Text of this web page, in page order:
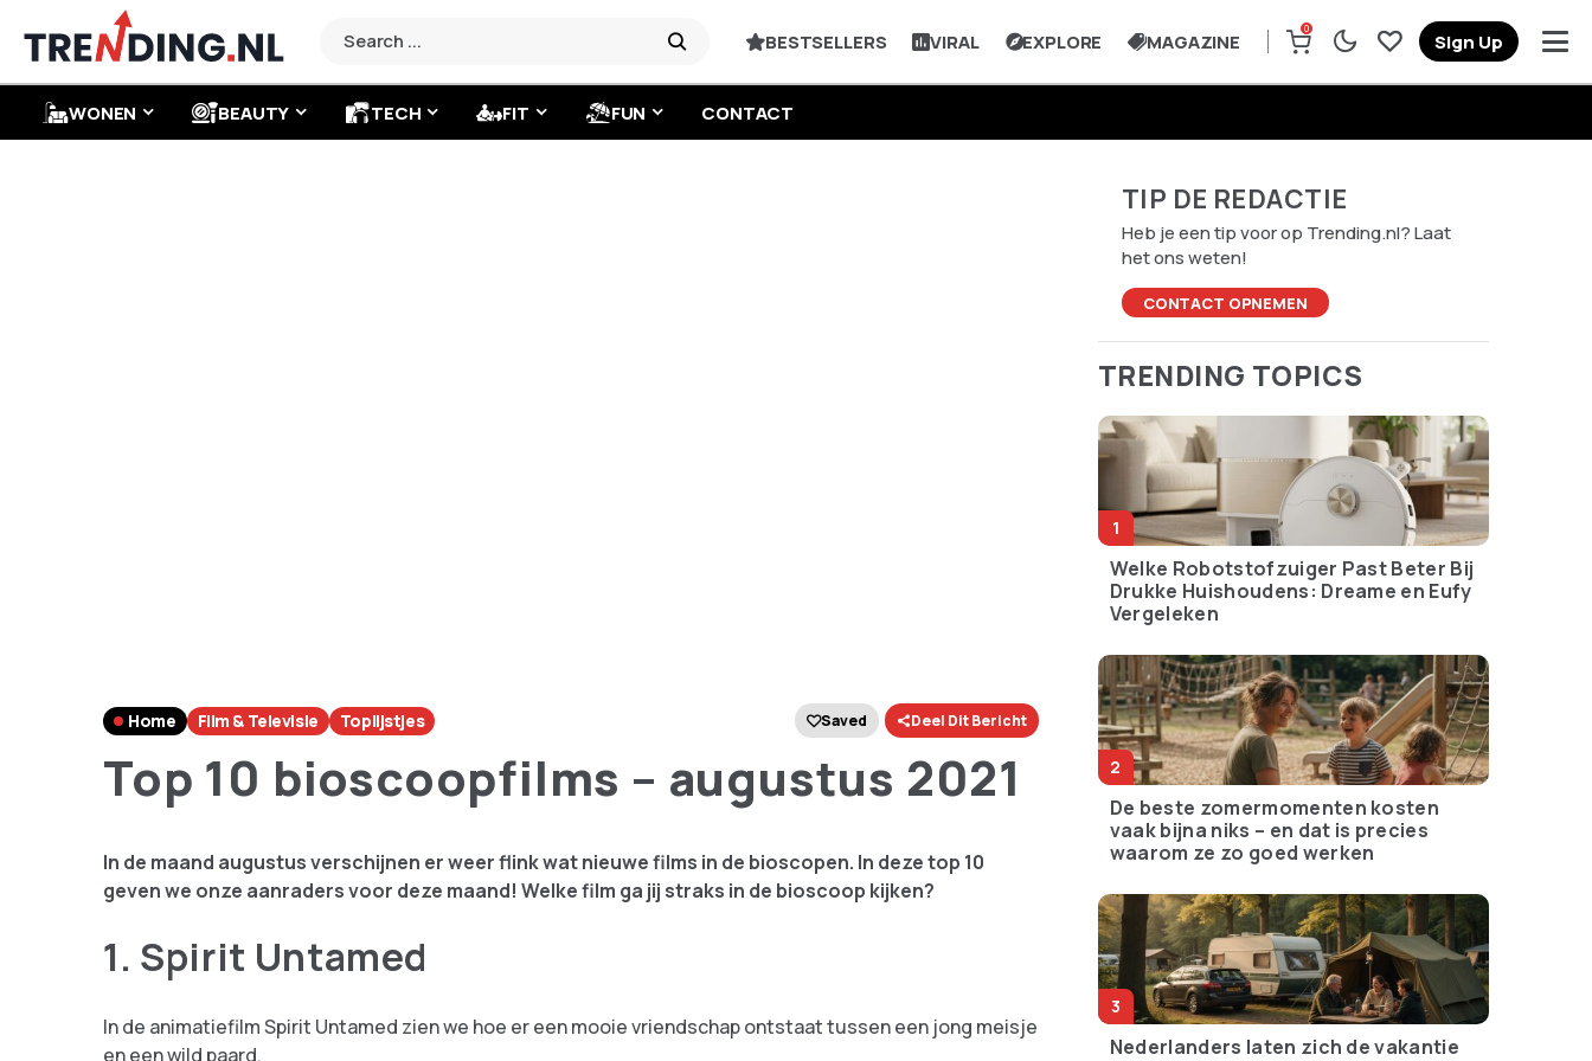
BESTSELLERS VIRAL EXPLORE MAGAZINE
0
Sign Up
WONEN BEAUTY TECH FIT FUN CONTACT
Home Film & Televisie Toplijstjes Saved Deel Dit Bericht
Top 10 bioscoopfilms – augustus 2021
In de maand augustus verschijnen er weer flink wat nieuwe films in de bioscopen. In deze top 10
geven we onze aanraders voor deze maand! Welke film ga jij straks in de bioscoop kijken?
1. Spirit Untamed
In de animatiefilm Spirit Untamed zien we hoe er een mooie vriendschap ontstaat tussen een jong meisje
en een wild paard.
TIP DE REDACTIE
Heb je een tip voor op Trending.nl? Laat
het ons weten!
CONTACT OPNEMEN
TRENDING TOPICS
Welke Robotstofzuiger Past Beter Bij
Drukke Huishoudens: Dreame en Eufy
Vergeleken
De beste zomermomenten kosten
vaak bijna niks – en dat is precies
waarom ze zo goed werken
Nederlanders laten zich de vakantie